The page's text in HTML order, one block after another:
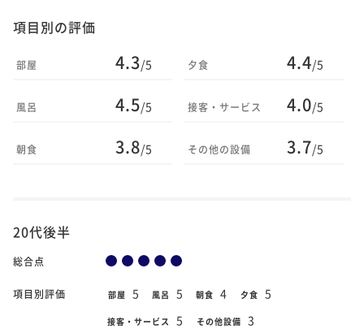
項目別の評価
部屋 4.3/5
風呂 4.5/5
朝食 3.8/5
夕食 4.4/5
接客・サービス 4.0/5
その他の設備 3.7/5
20代後半
総合点
項目別評価 部屋 5 風呂 5 朝食 4 夕食 5
接客・サービス 5 その他設備 3